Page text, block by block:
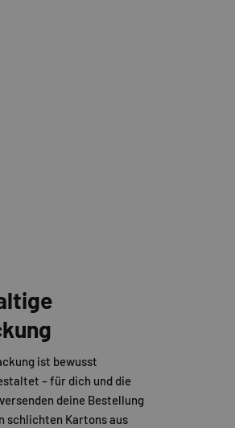
ist bewusst
– für dich und die
deine Bestellung
schlichten Kartons aus